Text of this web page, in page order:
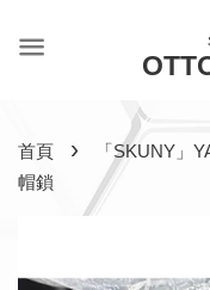
首頁 ›
「SKUNY」
帽鎖